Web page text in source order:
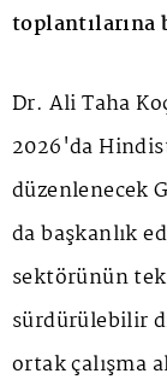
toplantılarına
Dr. Ali Taha
2026'da
düzenlenecek
da başkanlık
sektörünün
sürdürülebilir
ortak çalışma